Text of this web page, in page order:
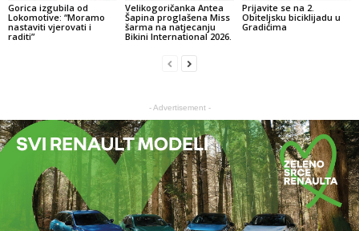
Gorica izgubila od
Lokomotive: “Moramo
nastaviti vjerovati i
raditi”
Velikogoričanka Antea
Šapina proglašena Miss
šarma na natjecanju
Bikini International 2026.
Prijavite se na 2.
Obiteljsku biciklijadu u
Gradićima
- Advertisement -